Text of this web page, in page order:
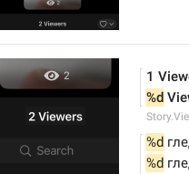
1
%d
%d
%d